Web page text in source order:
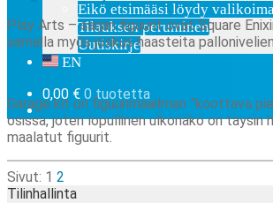
Eikö etsimääsi löydy
Tilauksen peruminen
Uutiskirje
EN
0,00 € 0 tuotetta
Play Arts – sarjan figuurit ovat Square
samalla myös joskus haasteita
Garage Kit
Garage kit on figuurimaailman ”koottava
osissa, joten lopullinen ulkonäkö on täysin
maalatut figuurit.
Sivut: 1 2
Tilinhallinta